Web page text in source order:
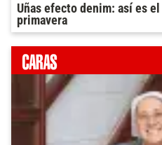
Uñas efecto denim: así es
primavera